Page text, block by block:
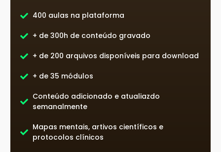
400 aulas na plataforma
+ de 300h de conteúdo gravado
+ de 200 arquivos disponíveis para download
+ de 35 módulos
Conteúdo adicionado e atualiazdo
semanalmente
Mapas mentais, artivos científicos e
protocolos clínicos